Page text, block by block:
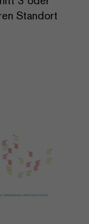
Standort